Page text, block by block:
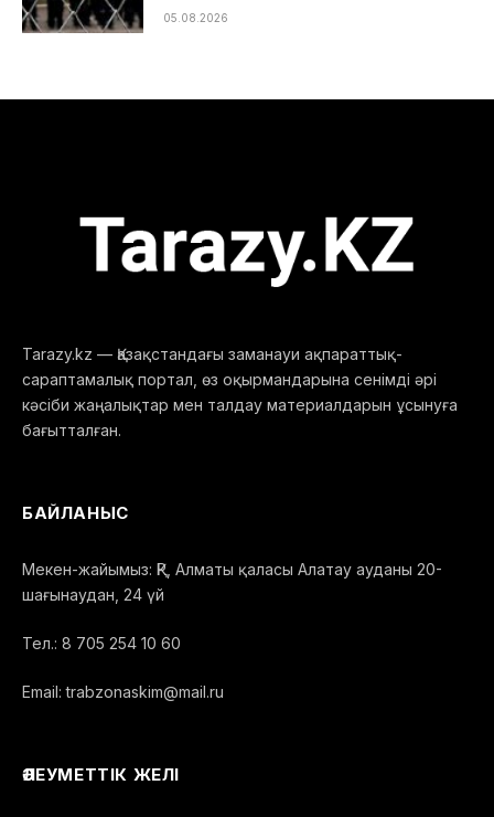
05.08.2026
Tarazy.kz — Қазақстандағы заманауи ақпараттық-
сараптамалық портал, өз оқырмандарына сенімді әрі
кәсіби жаңалықтар мен талдау материалдарын ұсынуға
бағытталған.
БАЙЛАНЫС
Мекен-жайымыз: ҚР, Алматы қаласы Алатау ауданы 20-
шағынаудан, 24 үй
Тел.: 8 705 254 10 60
Email: trabzonaskim@mail.ru
ӘЛЕУМЕТТІК ЖЕЛІ